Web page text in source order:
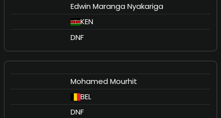
Edwin Maranga Nyakariga
KEN
DNF
Mohamed Mourhit
BEL
DNF